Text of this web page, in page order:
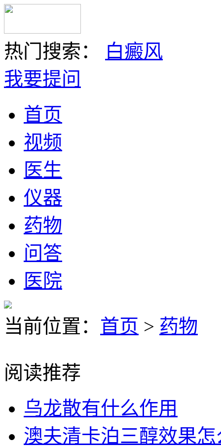
热门搜索：
白癜风
我要提问
首页
视频
医生
仪器
药物
问答
医院
当前位置： 首页 > 药物
阅读推荐
乌龙散有什么作用
澳夫清卡泊三醇效果怎